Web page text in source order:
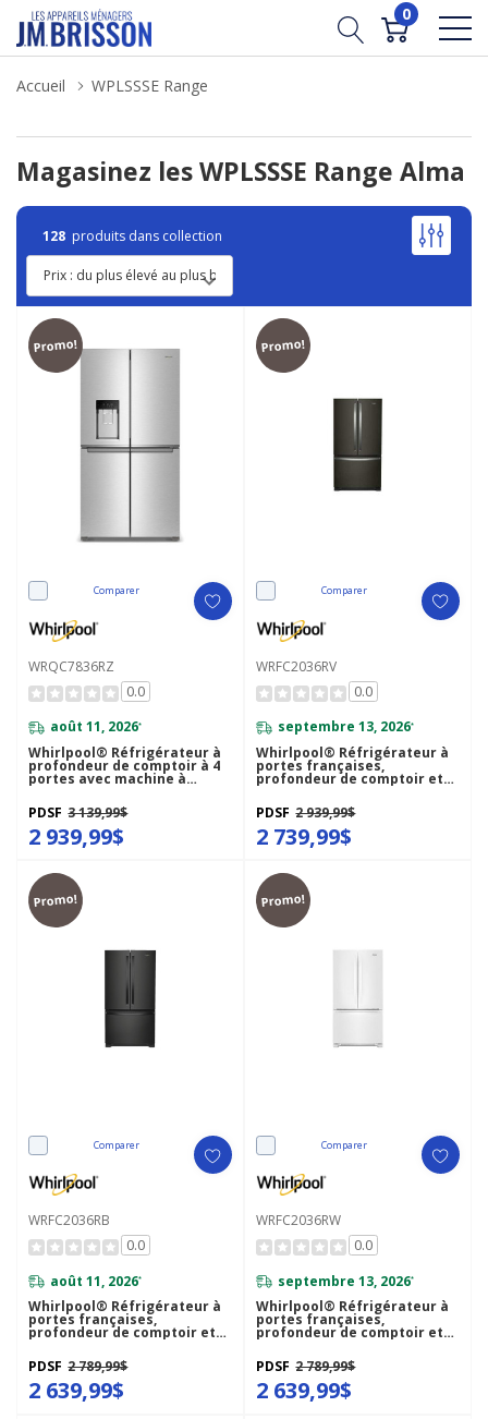
0
Accueil WPLSSSE Range
Magasinez les WPLSSSE Range Alma
128 produits dans collection
Promo!
Comparer
WRQC7836RZ
0.0
août 11, 2026*
Whirlpool® Réfrigérateur à
profondeur de comptoir à 4
portes avec machine à
glaçons dans la porte de 36
po WRQC7836RZ
PDSF 3 139,99$
2 939,99$
Promo!
Comparer
WRFC2036RV
0.0
septembre 13, 2026*
Whirlpool® Réfrigérateur à
portes françaises,
profondeur de comptoir et
congélateur inférieur - 36po
- 20picu WRFC2036RV
PDSF 2 939,99$
2 739,99$
Promo!
Comparer
WRFC2036RB
0.0
août 11, 2026*
Whirlpool® Réfrigérateur à
portes françaises,
profondeur de comptoir et
congélateur inférieur - 36po
- 20picu WRFC2036RB
PDSF 2 789,99$
2 639,99$
Promo!
Comparer
WRFC2036RW
0.0
septembre 13, 2026*
Whirlpool® Réfrigérateur à
portes françaises,
profondeur de comptoir et
congélateur inférieur - 36po
- 20picu WRFC2036RW
PDSF 2 789,99$
2 639,99$